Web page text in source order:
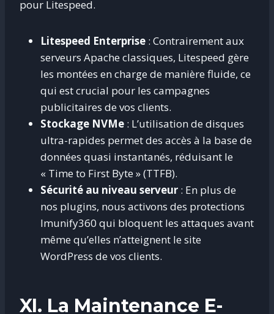
pour Litespeed.
Litespeed Enterprise : Contrairement aux
serveurs Apache classiques, Litespeed gère
les montées en charge de manière fluide, ce
qui est crucial pour les campagnes
publicitaires de vos clients.
Stockage NVMe : L’utilisation de disques
ultra-rapides permet des accès à la base de
données quasi instantanés, réduisant le
« Time to First Byte » (TTFB).
Sécurité au niveau serveur : En plus de
nos plugins, nous activons des protections
Imunify360 qui bloquent les attaques avant
même qu’elles n’atteignent le site
WordPress de vos clients.
XI. La Maintenance E-